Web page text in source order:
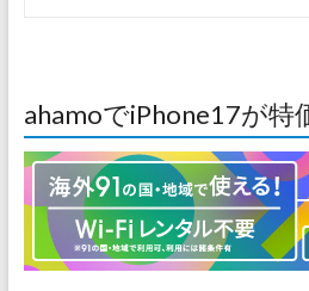
ahamoでiPhone17が特